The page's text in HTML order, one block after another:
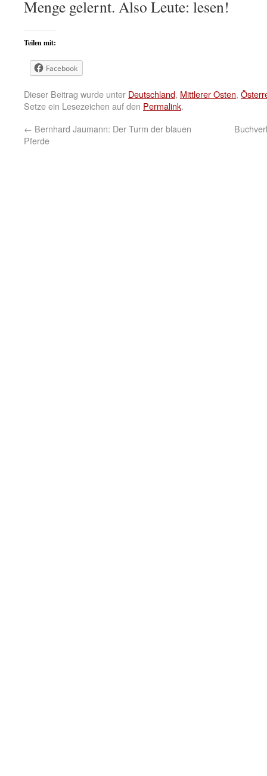
Menge gelernt. Also Leute: lesen!
Teilen mit:
Facebook
Dieser Beitrag wurde unter Deutschland, Mittlerer Osten,
Setze ein Lesezeichen auf den Permalink.
← Bernhard Jaumann: Der Turm der blauen
Pferde